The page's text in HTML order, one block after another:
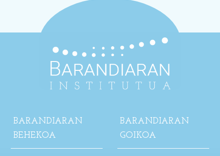
BARANDIARAN
BEHEKOA
BARANDIARAN
GOIKOA